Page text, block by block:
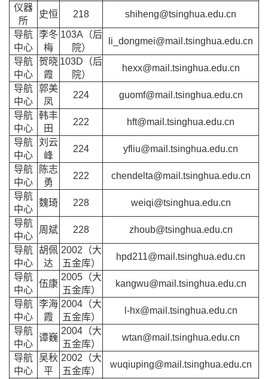
仪器
所
史恒 218
shiheng@tsinghua.edu.cn
导航
中心
李冬
梅
103A（后
院）
li_dongmei@mail.tsinghua.edu.cn
导航
中心
贺晓
霞
103D（后
院）
hexx@mail.tsinghua.edu.cn
导航
中心
郭美
凤
224
guomf@mail.tsinghua.edu.cn
导航
中心
韩丰
田
222
hft@mail.tsinghua.edu.cn
导航
中心
刘云
峰
224
yfliu@mail.tsinghua.edu.cn
导航
中心
陈志
勇
222
chendelta@mail.tsinghua.edu.cn
导航
中心
魏琦 228
weiqi@tsinghua.edu.cn
导航
中心
周斌 228
zhoub@tsinghua.edu.cn
导航
中心
胡佩
达
2002（大
五金库）
hpd211@mail.tsinghua.edu.cn
导航
中心
伍康
2005（大
五金库）
kangwu@mail.tsinghua.edu.cn
导航
中心
李海
霞
2004（大
五金库）
l-hx@mail.tsinghua.edu.cn
导航
中心
谭巍
2004（大
五金库）
wtan@mail.tsinghua.edu.cn
导航
中心
吴秋
平
2002（大
五金库）
wuqiuping@mail.tsinghua.edu.cn